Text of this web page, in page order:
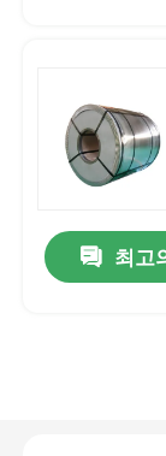
품질 관리
인용문을 요
스테인레스
최고